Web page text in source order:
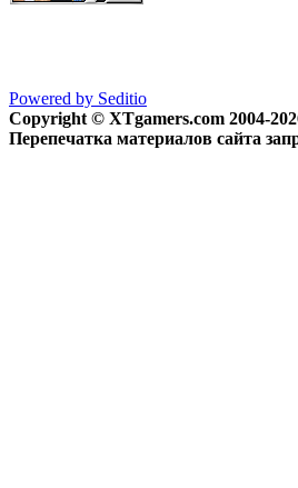
Powered by Seditio
Copyright © XTgamers.com 2004-
Перепечатка материалов сайта